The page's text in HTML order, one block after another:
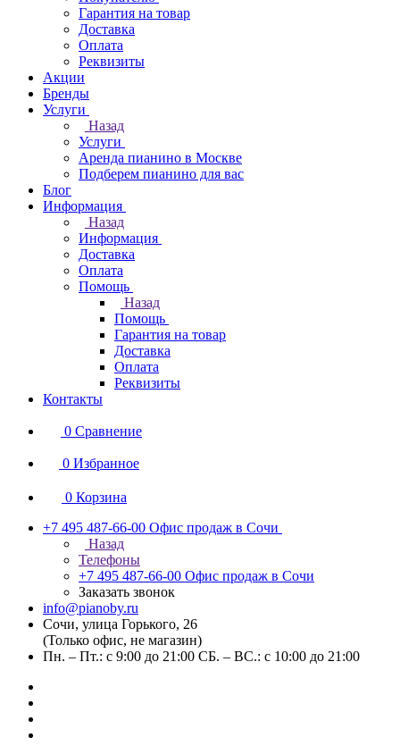
Гарантия на товар
Доставка
Оплата
Реквизиты
Акции
Бренды
Услуги
Назад
Услуги
Аренда пианино в Москве
Подберем пианино для вас
Блог
Информация
Назад
Информация
Доставка
Оплата
Помощь
Назад
Помощь
Гарантия на товар
Доставка
Оплата
Реквизиты
Контакты
0 Сравнение
0 Избранное
0 Корзина
+7 495 487-66-00 Офис продаж в Сочи
Назад
Телефоны
+7 495 487-66-00 Офис продаж в Сочи
Заказать звонок
info@pianoby.ru
Сочи, улица Горького, 26
(Только офис, не магазин)
Пн. – Пт.: с 9:00 до 21:00 СБ. – ВС.: с 10:00 до 21:00